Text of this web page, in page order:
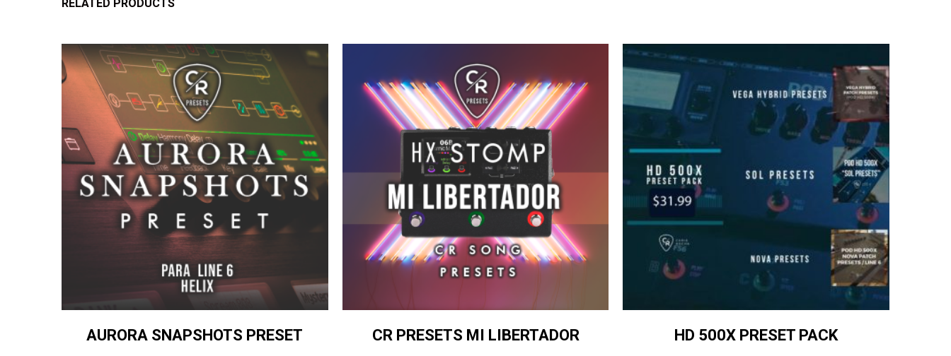
RELATED PRODUCTS
AURORA SNAPSHOTS PRESET CR PRESETS MI LIBERTADOR HD 500X PRESET PACK